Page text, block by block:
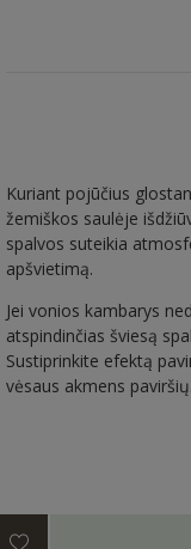
Kuriant pojūčius
žemiškos saulėje
spalvos suteikia
apšvietimą.
Jei vonios kambarys
atspindinčias šviesą
Sustiprinkite efektą
vėsaus akmens paviršių.